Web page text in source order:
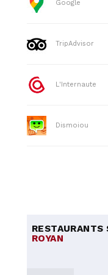
Google
TripAdvisor
L'Internaute
Dismoiou
ROYAN